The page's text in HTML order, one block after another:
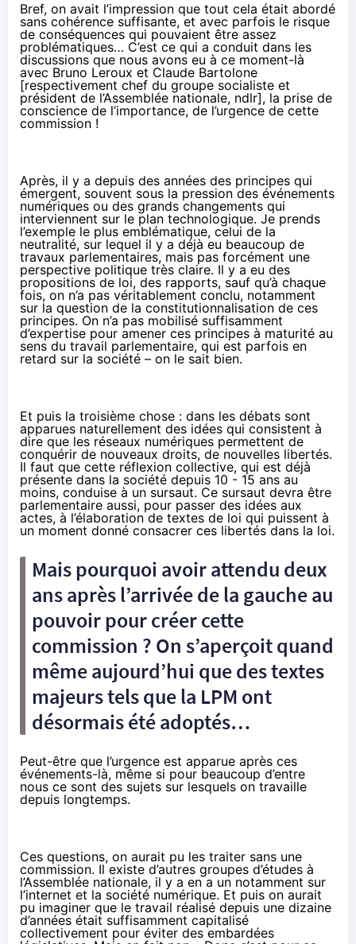
Bref, on avait l’impression que tout cela était abordé
sans cohérence suffisante, et avec parfois le risque
de conséquences qui pouvaient être assez
problématiques… C’est ce qui a conduit dans les
discussions que nous avons eu à ce moment-là
avec Bruno Leroux et Claude Bartolone
[respectivement chef du groupe socialiste et
président de l’Assemblée nationale, ndlr], la prise de
conscience de l’importance, de l’urgence de cette
commission !
Après, il y a depuis des années des principes qui
émergent, souvent sous la pression des événements
numériques ou des grands changements qui
interviennent sur le plan technologique. Je prends
l’exemple le plus emblématique, celui de la
neutralité, sur lequel il y a déjà eu beaucoup de
travaux parlementaires, mais pas forcément une
perspective politique très claire. Il y a eu des
propositions de loi, des rapports, sauf qu’à chaque
fois, on n’a pas véritablement conclu, notamment
sur la question de la constitutionnalisation de ces
principes. On n’a pas mobilisé suffisamment
d’expertise pour amener ces principes à maturité au
sens du travail parlementaire, qui est parfois en
retard sur la société – on le sait bien.
Et puis la troisième chose : dans les débats sont
apparues naturellement des idées qui consistent à
dire que les réseaux numériques permettent de
conquérir de nouveaux droits, de nouvelles libertés.
Il faut que cette réflexion collective, qui est déjà
présente dans la société depuis 10 - 15 ans au
moins, conduise à un sursaut. Ce sursaut devra être
parlementaire aussi, pour passer des idées aux
actes, à l’élaboration de textes de loi qui puissent à
un moment donné consacrer ces libertés dans la loi.
Mais pourquoi avoir attendu deux
ans après l’arrivée de la gauche au
pouvoir pour créer cette
commission ? On s’aperçoit quand
même aujourd’hui que des textes
majeurs tels que la LPM ont
désormais été adoptés…
Peut-être que l’urgence est apparue après ces
événements-là, même si pour beaucoup d’entre
nous ce sont des sujets sur lesquels on travaille
depuis longtemps.
Ces questions, on aurait pu les traiter sans une
commission. Il existe d’autres groupes d’études à
l’Assemblée nationale, il y a en a un notamment sur
l’internet et la société numérique. Et puis on aurait
pu imaginer que le travail réalisé depuis une dizaine
d’années était suffisamment capitalisé
collectivement pour éviter des embardées